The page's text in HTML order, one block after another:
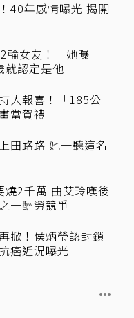
40年感情曝光 揭開
2輪女友！ 她曝
就認定是他
人報喜！「185公
當賀禮
田路路 她一聽這名
燒2千萬 曲艾玲嘆後
一酬勞競爭
掀！侯炳瑩認封鎖
癌近況曝光